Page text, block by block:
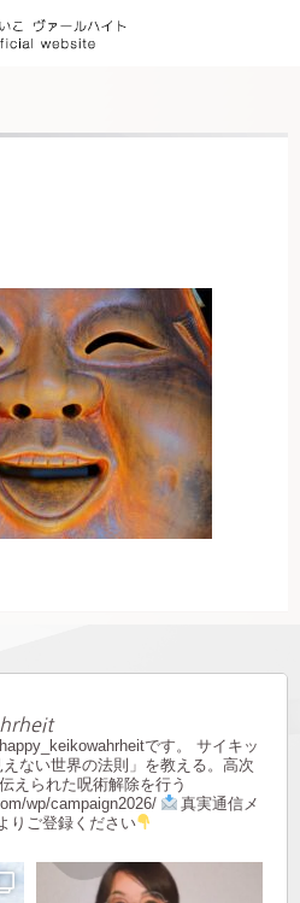
です。
サイキッ
えない世界の法則」を教える。高次
えられた呪術解除を行う
wp/campaign2026/
真実通信メ
りご登録ください